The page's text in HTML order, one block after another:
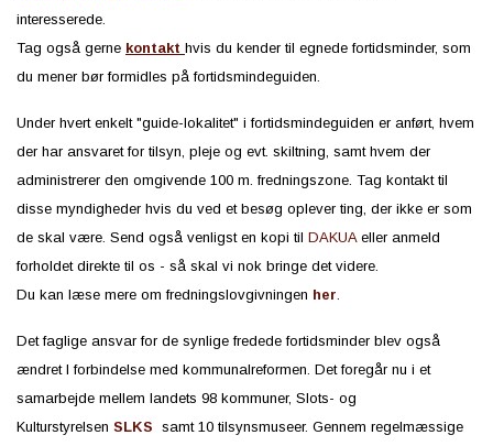
interesserede.
Tag også gerne kontakt hvis du kender til egnede fortidsminder, som
du mener bør formidles på fortidsmindeguiden.
Under hvert enkelt "guide-lokalitet" i fortidsmindeguiden er anført, hvem
der har ansvaret for tilsyn, pleje og evt. skiltning, samt hvem der
administrerer den omgivende 100 m. fredningszone. Tag kontakt til
disse myndigheder hvis du ved et besøg oplever ting, der ikke er som
de skal være. Send også venligst en kopi til DAKUA eller anmeld
forholdet direkte til os - så skal vi nok bringe det videre.
Du kan læse mere om fredningslovgivningen her.
Det faglige ansvar for de synlige fredede fortidsminder blev også
ændret I forbindelse med kommunalreformen. Det foregår nu i et
samarbejde mellem landets 98 kommuner, Slots- og
Kulturstyrelsen SLKS samt 10 tilsynsmuseer. Gennem regelmæssige